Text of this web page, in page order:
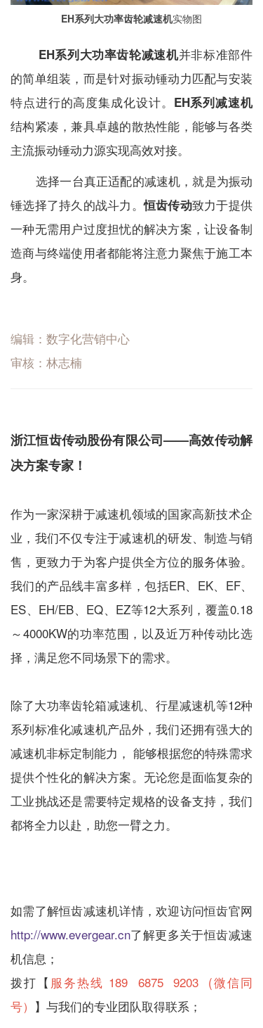
EH系列大功率齿轮减速机实物图
EH系列大功率齿轮减速机并非标准部件
的简单组装，而是针对振动锤动力匹配与安装
特点进行的高度集成化设计。 EH系列减速机
结构紧凑，兼具卓越的散热性能，能够与各类
主流振动锤动力源实现高效对接。
选择一台真正适配的减速机 ，就是为振动
锤选择了持久的战斗力。恒齿传动致力于提供
一种无需用户过度担忧的解决方案，让设备制
造商与终端使用者都能将注意力聚焦于施工本
身。
编辑：数字化营销中心
审核：林志楠
浙江恒齿传动股份有限公司——高效传动解
决方案专家！
作为一家深耕于减速机领域的国家高新技术企
业，我们不仅专注于减速机的研发、制造与销
售，更致力于为客户提供全方位的服务体验。
我们的产品线丰富多样，包括ER、EK、EF、
ES、EH/EB、EQ、EZ等12大系列，覆盖0.18
～4000KW的功率范围，以及近万种传动比选
择，满足您不同场景下的需求。
除了大功率齿轮箱减速机、 行星减速机等12种
系列标准化减速机产品外，我们还拥有强大的
减速机非标定制能力， 能够根据您的特殊需求
提供个性化的解决方案。无论您是面临复杂的
工业挑战还是需要特定规格的设备支持，我们
都将全力以赴，助您一臂之力。
如需了解恒齿减速机详情，欢迎访问恒齿官网
http://www.evergear.cn了解更多关于恒齿减速
机信息；
拨打【 服务热线 189 6875 9203 (微信同
号） 】与我们的专业团队取得联系；